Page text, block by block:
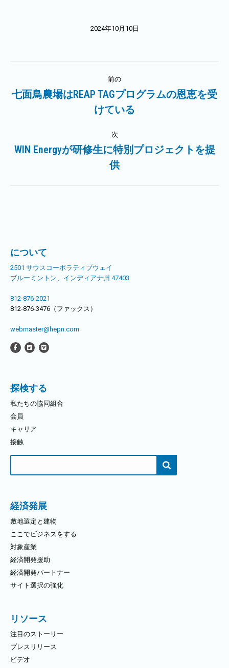
2024年10月10日
稿
ン
前の
前
の
事:
七面鳥農場はREAP TAGプログラムの恩恵を受
けている
次
次
の
WIN Energyが研修生に特別プロジェクトを提
供
について
2501 サウスコーポラティブウェイ
ブルーミントン、インディアナ州 47403
812-876-2021
812-876-3476（ファックス）
webmaster@hepn.com
探検する
私たちの協同組合
会員
キャリア
接触
経済発展
敷地選定と建物
ここでビジネスをする
対象産業
経済開発援助
経済開発パートナー
サイト選択の強化
リソース
注目のストーリー
プレスリリース
ビデオ